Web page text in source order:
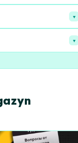
sezonem.